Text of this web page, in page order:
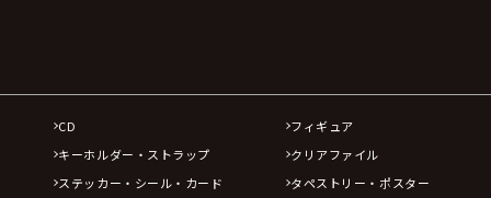
CD
フィギュア
キーホルダー・ストラップ
クリアファイル
ステッカー・シール・カード
タペストリー・ポスター